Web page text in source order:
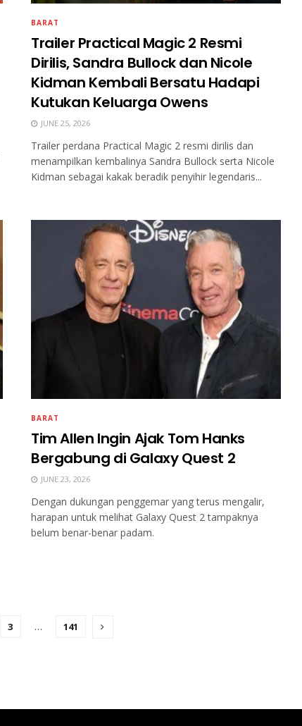
BARAT
Trailer Practical Magic 2 Resmi
Dirilis, Sandra Bullock dan Nicole
Kidman Kembali Bersatu Hadapi
Kutukan Keluarga Owens
JUNE 25, 2026
Trailer perdana Practical Magic 2 resmi dirilis dan
menampilkan kembalinya Sandra Bullock serta Nicole
Kidman sebagai kakak beradik penyihir legendaris...
BARAT
Tim Allen Ingin Ajak Tom Hanks
Bergabung di Galaxy Quest 2
JUNE 23, 2026
Dengan dukungan penggemar yang terus mengalir,
harapan untuk melihat Galaxy Quest 2 tampaknya
belum benar-benar padam.
3 … 141